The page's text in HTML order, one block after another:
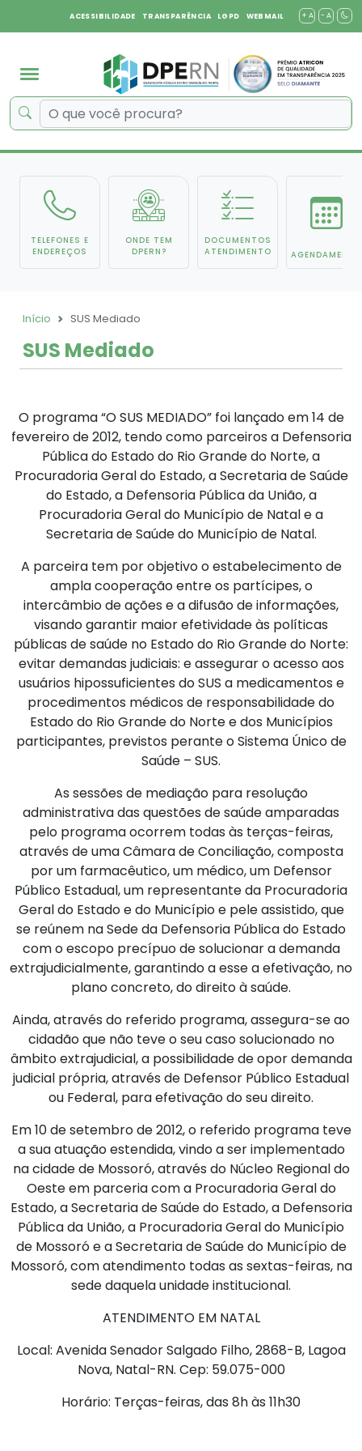
ACESSIBILIDADE TRANSPARÊNCIA LGPD WEBMAIL + A - A
TELEFONES E
ENDEREÇOS
ONDE TEM
DPERN?
DOCUMENTOS
ATENDIMENTO
AGENDAMENTO
Início SUS Mediado
SUS Mediado
O programa “O SUS MEDIADO” foi lançado em 14 de
fevereiro de 2012, tendo como parceiros a Defensoria
Pública do Estado do Rio Grande do Norte, a
Procuradoria Geral do Estado, a Secretaria de Saúde
do Estado, a Defensoria Pública da União, a
Procuradoria Geral do Município de Natal e a
Secretaria de Saúde do Município de Natal.
A parceira tem por objetivo o estabelecimento de
ampla cooperação entre os partícipes, o
intercâmbio de ações e a difusão de informações,
visando garantir maior efetividade às políticas
públicas de saúde no Estado do Rio Grande do Norte:
evitar demandas judiciais: e assegurar o acesso aos
usuários hipossuficientes do SUS a medicamentos e
procedimentos médicos de responsabilidade do
Estado do Rio Grande do Norte e dos Municípios
participantes, previstos perante o Sistema Único de
Saúde – SUS.
As sessões de mediação para resolução
administrativa das questões de saúde amparadas
pelo programa ocorrem todas às terças-feiras,
através de uma Câmara de Conciliação, composta
por um farmacêutico, um médico, um Defensor
Público Estadual, um representante da Procuradoria
Geral do Estado e do Município e pele assistido, que
se reúnem na Sede da Defensoria Pública do Estado
com o escopo precípuo de solucionar a demanda
extrajudicialmente, garantindo a esse a efetivação, no
plano concreto, do direito à saúde.
Ainda, através do referido programa, assegura-se ao
cidadão que não teve o seu caso solucionado no
âmbito extrajudicial, a possibilidade de opor demanda
judicial própria, através de Defensor Público Estadual
ou Federal, para efetivação do seu direito.
Em 10 de setembro de 2012, o referido programa teve
a sua atuação estendida, vindo a ser implementado
na cidade de Mossoró, através do Núcleo Regional do
Oeste em parceria com a Procuradoria Geral do
Estado, a Secretaria de Saúde do Estado, a Defensoria
Pública da União, a Procuradoria Geral do Município
de Mossoró e a Secretaria de Saúde do Município de
Mossoró, com atendimento todas as sextas-feiras, na
sede daquela unidade institucional.
ATENDIMENTO EM NATAL
Local: Avenida Senador Salgado Filho, 2868-B, Lagoa
Nova, Natal-RN. Cep: 59.075-000
Horário: Terças-feiras, das 8h às 11h30